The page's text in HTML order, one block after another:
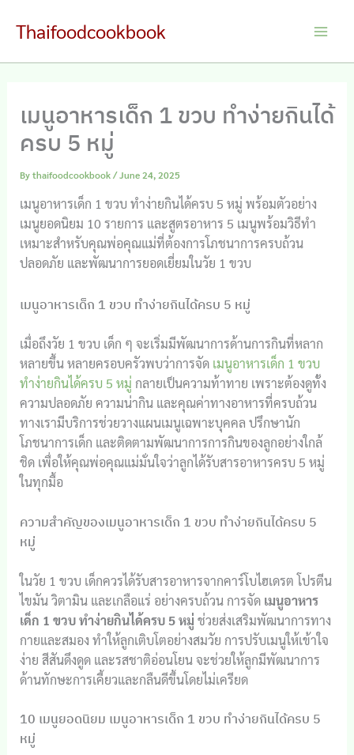
Thaifoodcookbook
เมนูอาหารเด็ก 1 ขวบ ทำง่ายกินได้
ครบ 5 หมู่
Bythaifoodcookbook/June 24, 2025
เมนูอาหารเด็ก 1 ขวบ ทำง่ายกินได้ครบ 5 หมู่ พร้อมตัวอย่าง
เมนูยอดนิยม 10 รายการ และสูตรอาหาร 5 เมนูพร้อมวิธีทำ
เหมาะสำหรับคุณพ่อคุณแม่ที่ต้องการโภชนาการครบถ้วน
ปลอดภัย และพัฒนาการยอดเยี่ยมในวัย 1 ขวบ
เมนูอาหารเด็ก 1 ขวบ ทำง่ายกินได้ครบ 5 หมู่
เมื่อถึงวัย 1 ขวบ เด็ก ๆ จะเริ่มมีพัฒนาการด้านการกินที่หลาก
หลายขึ้น หลายครอบครัวพบว่าการจัด เมนูอาหารเด็ก 1 ขวบ
ทำง่ายกินได้ครบ 5 หมู่ กลายเป็นความท้าทาย เพราะต้องดูทั้ง
ความปลอดภัย ความน่ากิน และคุณค่าทางอาหารที่ครบถ้วน
ทางเรามีบริการช่วยวางแผนเมนูเฉพาะบุคคล ปรึกษานัก
โภชนาการเด็ก และติดตามพัฒนาการการกินของลูกอย่างใกล้
ชิด เพื่อให้คุณพ่อคุณแม่มั่นใจว่าลูกได้รับสารอาหารครบ 5 หมู่
ในทุกมื้อ
ความสำคัญของเมนูอาหารเด็ก 1 ขวบ ทำง่ายกินได้ครบ 5
หมู่
ในวัย 1 ขวบ เด็กควรได้รับสารอาหารจากคาร์โบไฮเดรต โปรตีน
ไขมัน วิตามิน และเกลือแร่ อย่างครบถ้วน การจัด เมนูอาหาร
เด็ก 1 ขวบ ทำง่ายกินได้ครบ 5 หมู่ ช่วยส่งเสริมพัฒนาการทาง
กายและสมอง ทำให้ลูกเติบโตอย่างสมวัย การปรับเมนูให้เข้าใจ
ง่าย สีสันดึงดูด และรสชาติอ่อนโยน จะช่วยให้ลูกมีพัฒนาการ
ด้านทักษะการเคี้ยวและกลืนดีขึ้นโดยไม่เครียด
10 เมนูยอดนิยม เมนูอาหารเด็ก 1 ขวบ ทำง่ายกินได้ครบ 5
หมู่